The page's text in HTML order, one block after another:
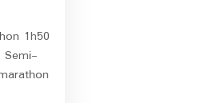
1h50
Semi-